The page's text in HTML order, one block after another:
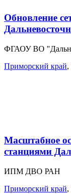
Обновление
ФГАОУ ВО
Приморский край,
Масштабное
станциями
ИПМ ДВО РАН
Приморский край,